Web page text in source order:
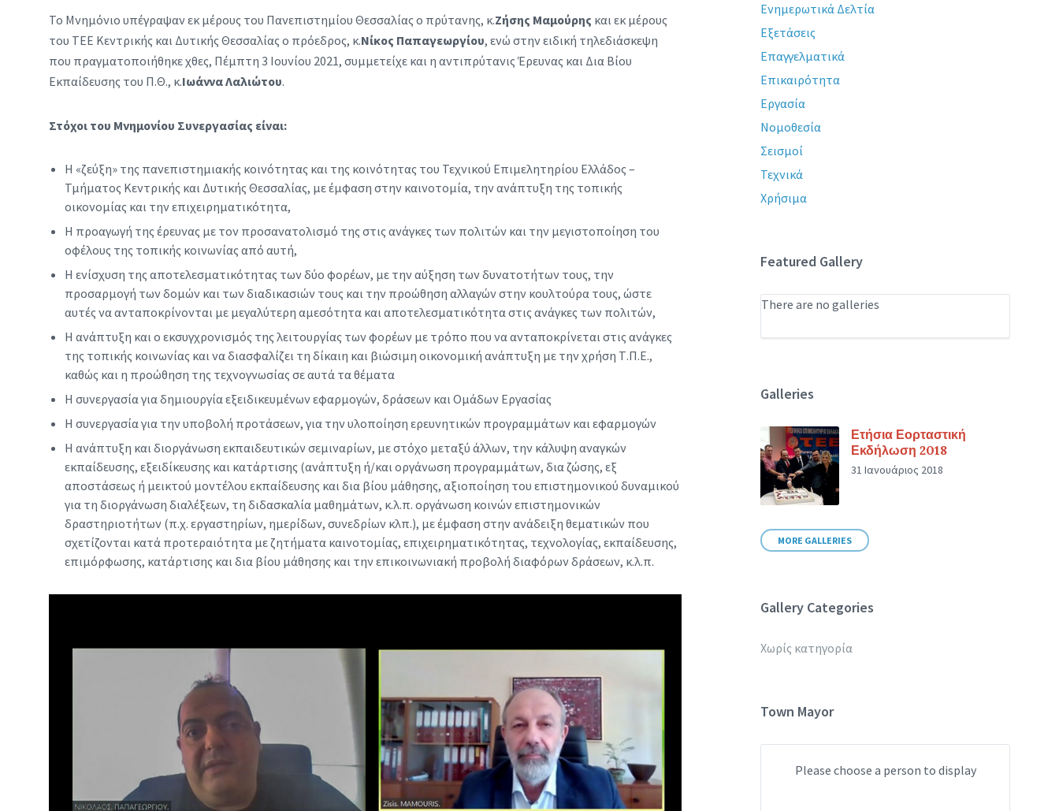
Το Μνημόνιο υπέγραψαν εκ μέρους του Πανεπιστημίου Θεσσαλίας ο πρύτανης, κ.Ζήσης Μαμούρης και εκ μέρους
του ΤΕΕ Κεντρικής και Δυτικής Θεσσαλίας ο πρόεδρος, κ.Νίκος Παπαγεωργίου, ενώ στην ειδική τηλεδιάσκεψη
που πραγματοποιήθηκε χθες, Πέμπτη 3 Ιουνίου 2021, συμμετείχε και η αντιπρύτανις Έρευνας και Δια Βίου
Εκπαίδευσης του Π.Θ., κ.Ιωάννα Λαλιώτου.
Στόχοι του Μνημονίου Συνεργασίας είναι:
Η «ζεύξη» της πανεπιστημιακής κοινότητας και της κοινότητας του Τεχνικού Επιμελητηρίου Ελλάδος –
Τμήματος Κεντρικής και Δυτικής Θεσσαλίας, με έμφαση στην καινοτομία, την ανάπτυξη της τοπικής
οικονομίας και την επιχειρηματικότητα,
Η προαγωγή της έρευνας με τον προσανατολισμό της στις ανάγκες των πολιτών και την μεγιστοποίηση του
οφέλους της τοπικής κοινωνίας από αυτή,
Η ενίσχυση της αποτελεσματικότητας των δύο φορέων, με την αύξηση των δυνατοτήτων τους, την
προσαρμογή των δομών και των διαδικασιών τους και την προώθηση αλλαγών στην κουλτούρα τους, ώστε
αυτές να ανταποκρίνονται με μεγαλύτερη αμεσότητα και αποτελεσματικότητα στις ανάγκες των πολιτών,
Η ανάπτυξη και ο εκσυγχρονισμός της λειτουργίας των φορέων με τρόπο που να ανταποκρίνεται στις ανάγκες
της τοπικής κοινωνίας και να διασφαλίζει τη δίκαιη και βιώσιμη οικονομική ανάπτυξη με την χρήση Τ.Π.Ε.,
καθώς και η προώθηση της τεχνογνωσίας σε αυτά τα θέματα
Η συνεργασία για δημιουργία εξειδικευμένων εφαρμογών, δράσεων και Ομάδων Εργασίας
Η συνεργασία για την υποβολή προτάσεων, για την υλοποίηση ερευνητικών προγραμμάτων και εφαρμογών
Η ανάπτυξη και διοργάνωση εκπαιδευτικών σεμιναρίων, με στόχο μεταξύ άλλων, την κάλυψη αναγκών
εκπαίδευσης, εξειδίκευσης και κατάρτισης (ανάπτυξη ή/και οργάνωση προγραμμάτων, δια ζώσης, εξ
αποστάσεως ή μεικτού μοντέλου εκπαίδευσης και δια βίου μάθησης, αξιοποίηση του επιστημονικού δυναμικού
για τη διοργάνωση διαλέξεων, τη διδασκαλία μαθημάτων, κ.λ.π. οργάνωση κοινών επιστημονικών
δραστηριοτήτων (π.χ. εργαστηρίων, ημερίδων, συνεδρίων κλπ.), με έμφαση στην ανάδειξη θεματικών που
σχετίζονται κατά προτεραιότητα με ζητήματα καινοτομίας, επιχειρηματικότητας, τεχνολογίας, εκπαίδευσης,
επιμόρφωσης, κατάρτισης και δια βίου μάθησης και την επικοινωνιακή προβολή διαφόρων δράσεων, κ.λ.π.
Ενημερωτικά Δελτία
Εξετάσεις
Επαγγελματικά
Επικαιρότητα
Εργασία
Νομοθεσία
Σεισμοί
Τεχνικά
Χρήσιμα
Featured Gallery
There are no galleries
Galleries
Ετήσια Εορταστική
Εκδήλωση 2018
31 Ιανουάριος 2018
MORE GALLERIES
Gallery Categories
Χωρίς κατηγορία
Town Mayor
Please choose a person to display